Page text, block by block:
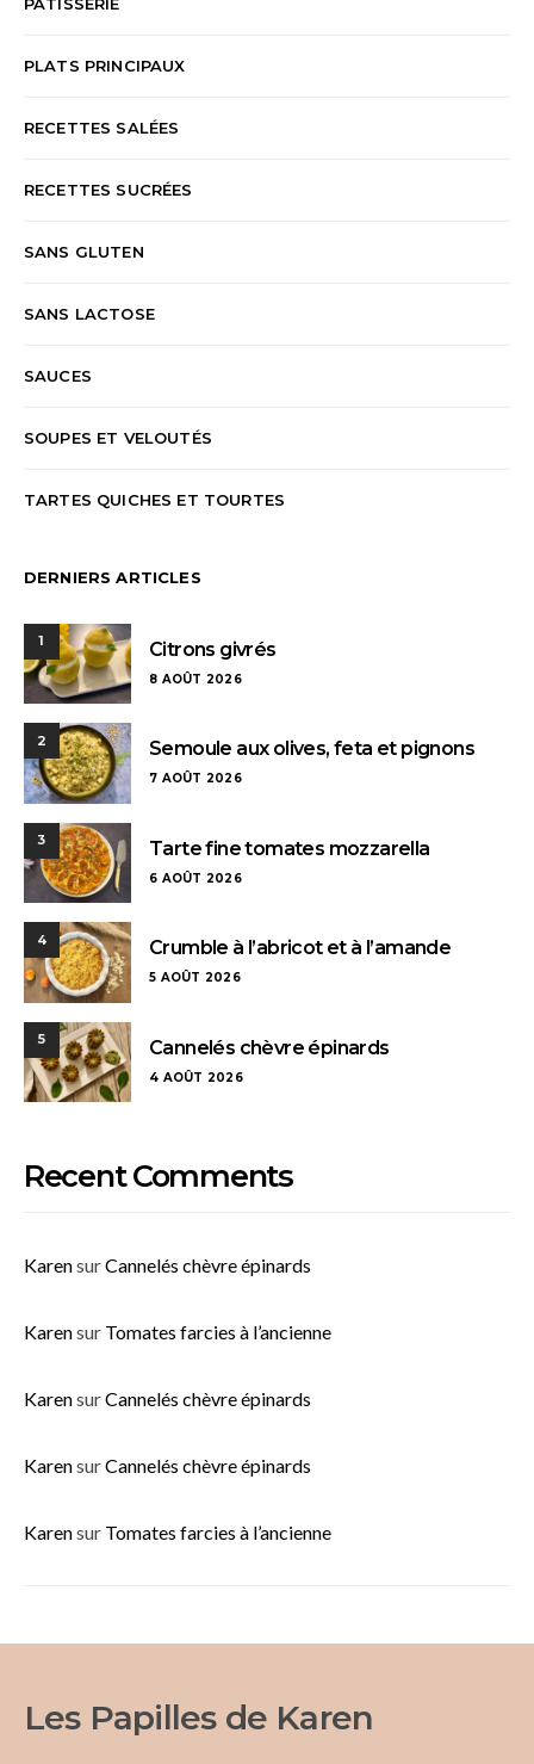
PLATS PRINCIPAUX
RECETTES SALÉES
RECETTES SUCRÉES
SANS GLUTEN
SANS LACTOSE
SAUCES
SOUPES ET VELOUTÉS
TARTES QUICHES ET TOURTES
DERNIERS ARTICLES
1 Citrons givrés
8 AOÛT 2026
2 Semoule aux olives, feta et pignons
7 AOÛT 2026
3 Tarte fine tomates mozzarella
6 AOÛT 2026
4 Crumble à l’abricot et à l’amande
5 AOÛT 2026
5 Cannelés chèvre épinards
4 AOÛT 2026
Recent Comments
KarensurCannelés chèvre épinards
Karensur Tomates farcies à l’ancienne
KarensurCannelés chèvre épinards
KarensurCannelés chèvre épinards
Karensur Tomates farcies à l’ancienne
Les Papilles de Karen